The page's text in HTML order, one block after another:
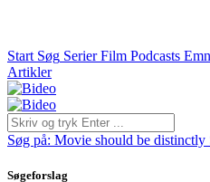
Start Søg Serier Film Podcasts
Artikler
Søg på: Movie should be distinctly
Søgeforslag